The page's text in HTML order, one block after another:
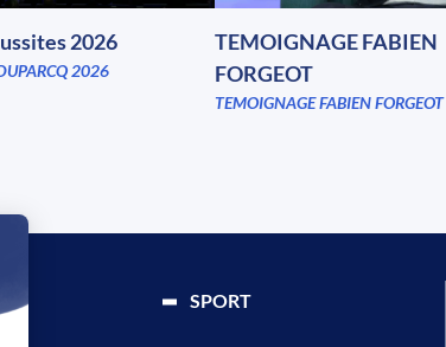
2026
2026
TEMOIGNAGE FABIEN
FORGEOT
TEMOIGNAGE FABIEN FORGEOT
SPORT